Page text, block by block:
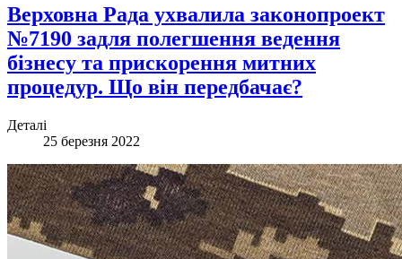
Верховна Рада ухвалила законопроект
№7190 задля полегшення ведення
бізнесу та прискорення митних
процедур. Що він передбачає?
Деталі
25 березня 2022